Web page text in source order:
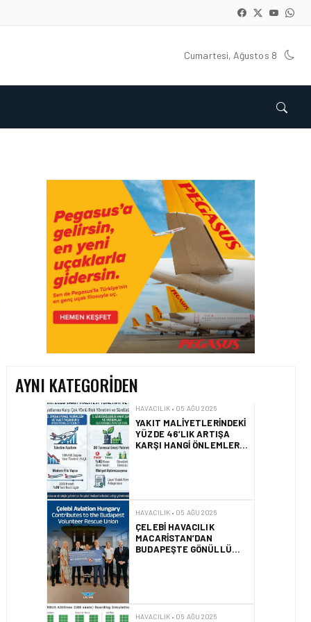
Cumartesi, Ağustos 8
AYNI KATEGORIDEN
HAVACILIK • 06 AĞU 2026
HITIT BILIŞIM 500’DE
SEKTÖREL YAZILIM
BIRINCISI
HAVACILIK • 05 AĞU 2026
YAKIT MALIYETLERINDEKI
YÜZDE 46’LIK ARTIŞA
KARŞI HANGI ÖNLEMLER
ALINIYOR?
ÇELEBI HAVACILIK
MACARISTAN’DAN
BUDAPEŞTE GÖNÜLLÜ
KURTARMA BIRLIĞI’NE
AIRBUS A320NEO
UÇAKLARINDA YOLCU
BINIŞ SÜREÇLERI
SIMÜLASYONLA TEST